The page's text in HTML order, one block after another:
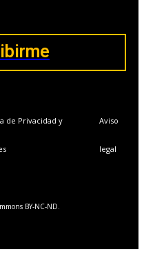
de Privacidad y Aviso
legal
BY-NC-ND.